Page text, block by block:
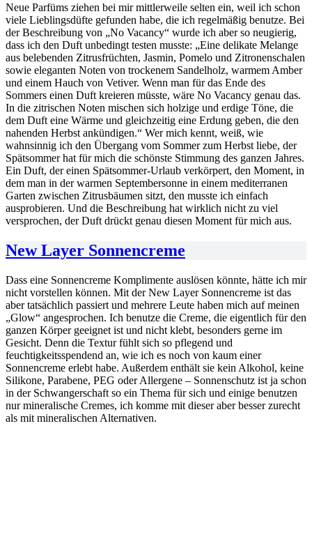
Neue Parfüms ziehen bei mir mittlerweile selten ein, weil ich schon
viele Lieblingsdüfte gefunden habe, die ich regelmäßig benutze. Bei
der Beschreibung von „No Vacancy“ wurde ich aber so neugierig,
dass ich den Duft unbedingt testen musste: „Eine delikate Melange
aus belebenden Zitrusfrüchten, Jasmin, Pomelo und Zitronenschalen
sowie eleganten Noten von trockenem Sandelholz, warmem Amber
und einem Hauch von Vetiver. Wenn man für das Ende des
Sommers einen Duft kreieren müsste, wäre No Vacancy genau das.
In die zitrischen Noten mischen sich holzige und erdige Töne, die
dem Duft eine Wärme und gleichzeitig eine Erdung geben, die den
nahenden Herbst ankündigen.“ Wer mich kennt, weiß, wie
wahnsinnig ich den Übergang vom Sommer zum Herbst liebe, der
Spätsommer hat für mich die schönste Stimmung des ganzen Jahres.
Ein Duft, der einen Spätsommer-Urlaub verkörpert, den Moment, in
dem man in der warmen Septembersonne in einem mediterranen
Garten zwischen Zitrusbäumen sitzt, den musste ich einfach
ausprobieren. Und die Beschreibung hat wirklich nicht zu viel
versprochen, der Duft drückt genau diesen Moment für mich aus.
New Layer Sonnencreme
Dass eine Sonnencreme Komplimente auslösen könnte, hätte ich mir
nicht vorstellen können. Mit der New Layer Sonnencreme ist das
aber tatsächlich passiert und mehrere Leute haben mich auf meinen
„Glow“ angesprochen. Ich benutze die Creme, die eigentlich für den
ganzen Körper geeignet ist und nicht klebt, besonders gerne im
Gesicht. Denn die Textur fühlt sich so pflegend und
feuchtigkeitsspendend an, wie ich es noch von kaum einer
Sonnencreme erlebt habe. Außerdem enthält sie kein Alkohol, keine
Silikone, Parabene, PEG oder Allergene – Sonnenschutz ist ja schon
in der Schwangerschaft so ein Thema für sich und einige benutzen
nur mineralische Cremes, ich komme mit dieser aber besser zurecht
als mit mineralischen Alternativen.